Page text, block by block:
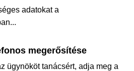
adatokat a
ügynököt tanácsért, adja meg a